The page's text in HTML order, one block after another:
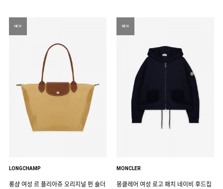
NEW
LONGCHAMP
롱샴 여성 르 플리아쥬 오리지널 펀 숄더
NEW
MONCLER
몽클레어 여성 로고 패치 네이비 후드집